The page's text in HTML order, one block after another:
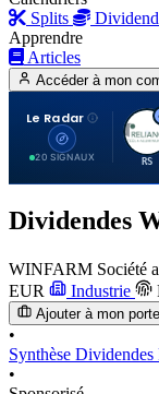
Splits
Apprendre
Articles
Accéder à mon
Le Radar
20 SIGNAUX
R
RS
Dividendes
WINFARM Société
EUR
Industrie
Ajouter à mon
•
Synthèse Dividendes
•